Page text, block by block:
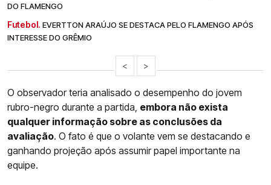
DO FLAMENGO
Futebol. EVERTTON ARAÚJO SE DESTACA PELO FLAMENGO APÓS
INTERESSE DO GRÊMIO
< >
O observador teria analisado o desempenho do jovem
rubro-negro durante a partida, embora não exista
qualquer informação sobre as conclusões da
avaliação. O fato é que o volante vem se destacando e
ganhando projeção após assumir papel importante na
equipe.